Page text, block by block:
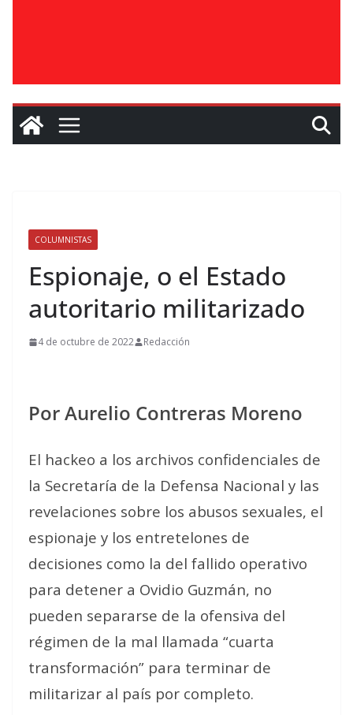
COLUMNISTAS
Espionaje, o el Estado
autoritario militarizado
4 de octubre de 2022 Redacción
Por Aurelio Contreras Moreno
El hackeo a los archivos confidenciales de
la Secretaría de la Defensa Nacional y las
revelaciones sobre los abusos sexuales, el
espionaje y los entretelones de
decisiones como la del fallido operativo
para detener a Ovidio Guzmán, no
pueden separarse de la ofensiva del
régimen de la mal llamada “cuarta
transformación” para terminar de
militarizar al país por completo.